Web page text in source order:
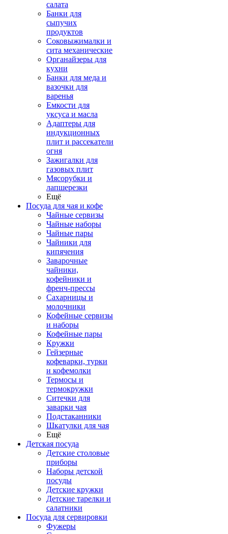
салата
Банки для
сыпучих
продуктов
Соковыжималки и
сита механические
Органайзеры для
кухни
Банки для меда и
вазочки для
варенья
Емкости для
уксуса и масла
Адаптеры для
индукционных
плит и рассекатели
огня
Зажигалки для
газовых плит
Мясорубки и
лапшерезки
Ещё
Посуда для чая и кофе
Чайные сервизы
Чайные наборы
Чайные пары
Чайники для
кипячения
Заварочные
чайники,
кофейники и
френч-прессы
Сахарницы и
молочники
Кофейные сервизы
и наборы
Кофейные пары
Кружки
Гейзерные
кофеварки, турки
и кофемолки
Термосы и
термокружки
Ситечки для
заварки чая
Подстаканники
Шкатулки для чая
Ещё
Детская посуда
Детские столовые
приборы
Наборы детской
посуды
Детские кружки
Детские тарелки и
салатники
Посуда для сервировки
Фужеры